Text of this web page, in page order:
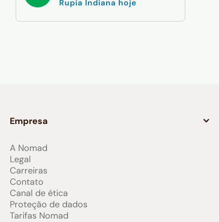
Rupia Indiana hoje
Empresa
A Nomad
Legal
Carreiras
Contato
Canal de ética
Proteção de dados
Tarifas Nomad